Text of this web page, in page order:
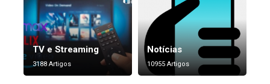
TV e Streaming
3188 Artigos
Notícias
10955 Artigos